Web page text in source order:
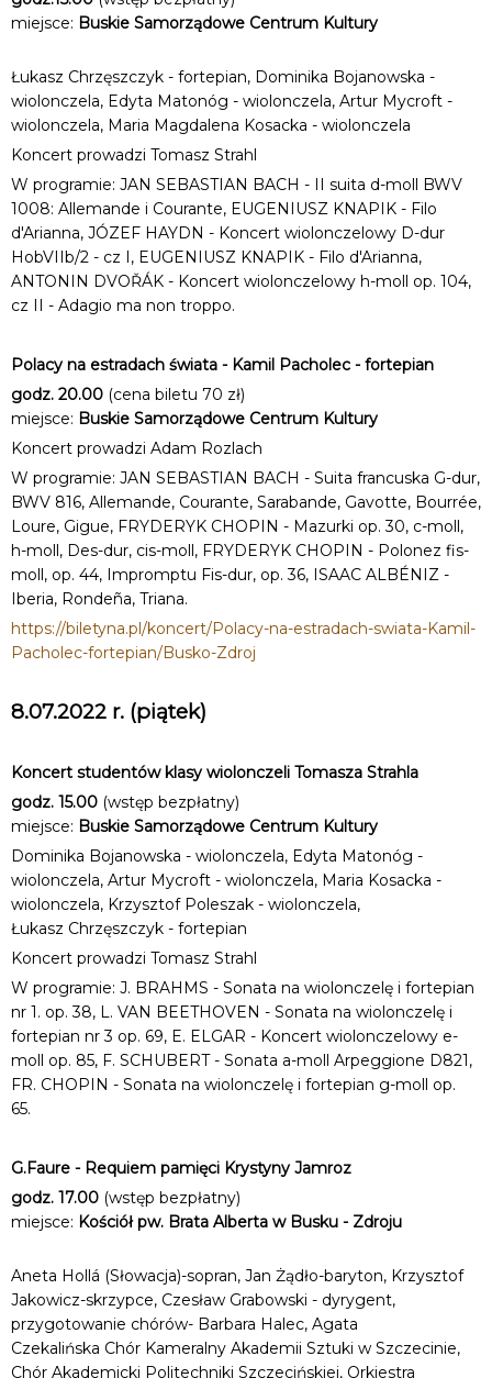
miejsce: Buskie Samorządowe Centrum Kultury
Łukasz Chrzęszczyk - fortepian, Dominika Bojanowska -
wiolonczela, Edyta Matonóg - wiolonczela, Artur Mycroft -
wiolonczela, Maria Magdalena Kosacka - wiolonczela
Koncert prowadzi Tomasz Strahl
W programie: JAN SEBASTIAN BACH - II suita d-moll BWV
1008: Allemande i Courante, EUGENIUSZ KNAPIK - Filo
d'Arianna, JÓZEF HAYDN - Koncert wiolonczelowy D-dur
HobVIIb/2 - cz I, EUGENIUSZ KNAPIK - Filo d'Arianna,
ANTONIN DVOŘÁK - Koncert wiolonczelowy h-moll op. 104,
cz II - Adagio ma non troppo.
Polacy na estradach świata - Kamil Pacholec - fortepian
godz. 20.00 (cena biletu 70 zł)
miejsce: Buskie Samorządowe Centrum Kultury
Koncert prowadzi Adam Rozlach
W programie: JAN SEBASTIAN BACH - Suita francuska G-dur,
BWV 816, Allemande, Courante, Sarabande, Gavotte, Bourrée,
Loure, Gigue, FRYDERYK CHOPIN - Mazurki op. 30, c-moll,
h-moll, Des-dur, cis-moll, FRYDERYK CHOPIN - Polonez fis-
moll, op. 44, Impromptu Fis-dur, op. 36, ISAAC ALBÉNIZ -
Iberia, Rondeña, Triana.
https://biletyna.pl/koncert/Polacy-na-estradach-swiata-Kamil-
Pacholec-fortepian/Busko-Zdroj
8.07.2022 r. (piątek)
Koncert studentów klasy wiolonczeli Tomasza Strahla
godz. 15.00 (wstęp bezpłatny)
miejsce: Buskie Samorządowe Centrum Kultury
Dominika Bojanowska - wiolonczela, Edyta Matonóg -
wiolonczela, Artur Mycroft - wiolonczela, Maria Kosacka -
wiolonczela, Krzysztof Poleszak - wiolonczela,
Łukasz Chrzęszczyk - fortepian
Koncert prowadzi Tomasz Strahl
W programie: J. BRAHMS - Sonata na wiolonczelę i fortepian
nr 1. op. 38, L. VAN BEETHOVEN - Sonata na wiolonczelę i
fortepian nr 3 op. 69, E. ELGAR - Koncert wiolonczelowy e-
moll op. 85, F. SCHUBERT - Sonata a-moll Arpeggione D821,
FR. CHOPIN - Sonata na wiolonczelę i fortepian g-moll op.
65.
G.Faure - Requiem pamięci Krystyny Jamroz
godz. 17.00 (wstęp bezpłatny)
miejsce: Kościół pw. Brata Alberta w Busku - Zdroju
Aneta Hollá (Słowacja)-sopran, Jan Żądło-baryton, Krzysztof
Jakowicz-skrzypce, Czesław Grabowski - dyrygent,
przygotowanie chórów- Barbara Halec, Agata
Czekalińska Chór Kameralny Akademii Sztuki w Szczecinie,
Chór Akademicki Politechniki Szczecińskiej, Orkiestra